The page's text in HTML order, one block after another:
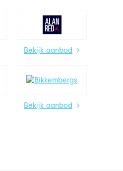
Bekijk aanbod
Bekijk aanbod